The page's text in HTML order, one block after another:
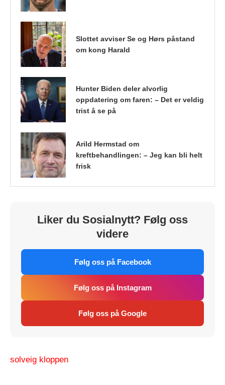
Slottet avviser Se og Hørs påstand
om kong Harald
Hunter Biden deler alvorlig
oppdatering om faren: – Det er veldig
trist å se på
Arild Hermstad om
kreftbehandlingen: – Jeg kan bli helt
frisk
Liker du Sosialnytt? Følg oss
videre
Følg oss på Facebook
Følg oss på Instagram
Følg oss på Google
solveig kloppen